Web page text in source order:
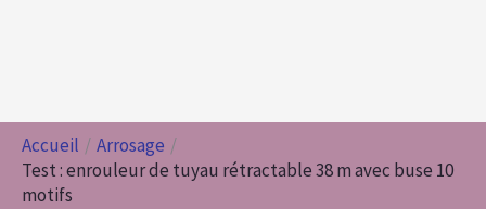
Accueil
Arrosage
Test : enrouleur de tuyau rétractable 38 m avec buse 10
motifs